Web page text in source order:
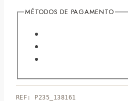
MÉTODOS DE PAGAMENTO
REF:
P235_138161